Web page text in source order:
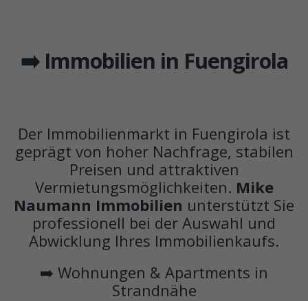
➡️ Immobilien in Fuengirola
Der Immobilienmarkt in Fuengirola ist
geprägt von hoher Nachfrage, stabilen
Preisen und attraktiven
Vermietungsmöglichkeiten. Mike
Naumann Immobilien unterstützt Sie
professionell bei der Auswahl und
Abwicklung Ihres Immobilienkaufs.
➡️ Wohnungen & Apartments in
Strandnähe